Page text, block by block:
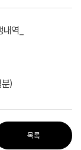
역_
)
목록